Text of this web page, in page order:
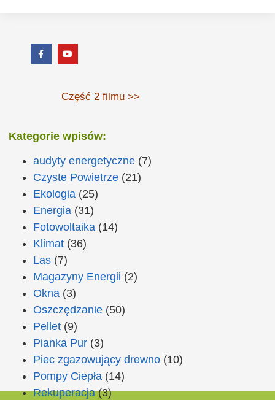
Część 2 filmu >>
Kategorie wpisów:
audyty energetyczne (7)
Czyste Powietrze (21)
Ekologia (25)
Energia (31)
Fotowoltaika (14)
Klimat (36)
Las (7)
Magazyny Energii (2)
Okna (3)
Oszczędzanie (50)
Pellet (9)
Pianka Pur (3)
Piec zgazowujący drewno (10)
Pompy Ciepła (14)
Rekuperacja(3)